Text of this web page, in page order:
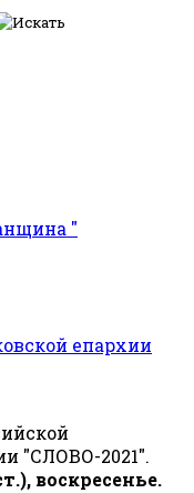
"
епархии
"СЛОВО-2021".
воскресенье.